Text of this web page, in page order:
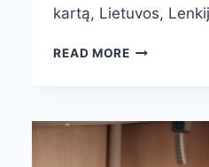
kartą, Lietuvos,
READ MOREGLOBĖJŲ